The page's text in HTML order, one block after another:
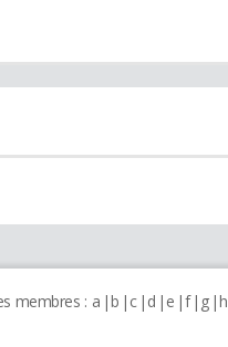
membres : a b c d e f g h